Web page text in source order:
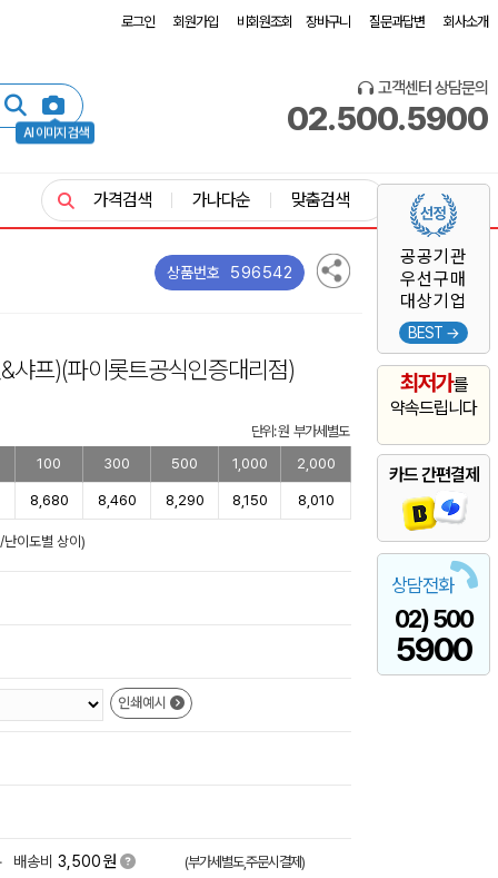
로그인 회원가입 비회원조회 장바구니 질문과답변 회사소개
AI 이미지 검색
고객센터 상담문의
02.500.5900
공공기관
우선구매
대상기업
BEST →
최저가를
약속드립니다
카드 간편결제
상담전화
02) 500
5900
가격검색 가나다순 맞춤검색
상품번호 596542
샤프)(파이롯트공식인증대리점)
단위: 원 부가세별도
100
300 500 1,000 2,000
8,680 8,460 8,290 8,150 8,010
이도별 상이)
인쇄예시
배송비 3,500원 (부가세별도,주문시결제)